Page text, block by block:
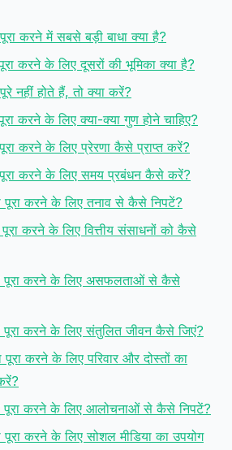
करने में सबसे बड़ी बाधा क्या है?
करने के लिए दूसरों की भूमिका क्या है?
नहीं होते हैं, तो क्या करें?
करने के लिए क्या-क्या गुण होने चाहिए?
करने के लिए प्रेरणा कैसे प्राप्त करें?
करने के लिए समय प्रबंधन कैसे करें?
पूरा करने के लिए तनाव से कैसे निपटें?
करने के लिए वित्तीय संसाधनों को कैसे
पूरा करने के लिए असफलताओं से कैसे
पूरा करने के लिए संतुलित जीवन कैसे जिएं?
करने के लिए परिवार और दोस्तों का
पूरा करने के लिए आलोचनाओं से कैसे निपटें?
करने के लिए सोशल मीडिया का उपयोग